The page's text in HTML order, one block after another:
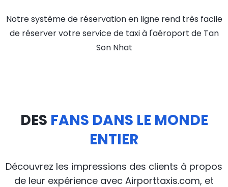
Notre système de réservation en ligne rend très facile
de réserver votre service de taxi à l'aéroport de Tan
Son Nhat
DES FANS DANS LE MONDE
ENTIER
Découvrez les impressions des clients à propos
de leur expérience avec Airporttaxis.com, et